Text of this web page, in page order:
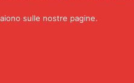
che mise a
argentina (e gli
sulle nostre pagine.